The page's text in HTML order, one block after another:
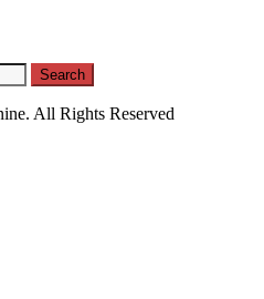
Search
All Rights Reserved